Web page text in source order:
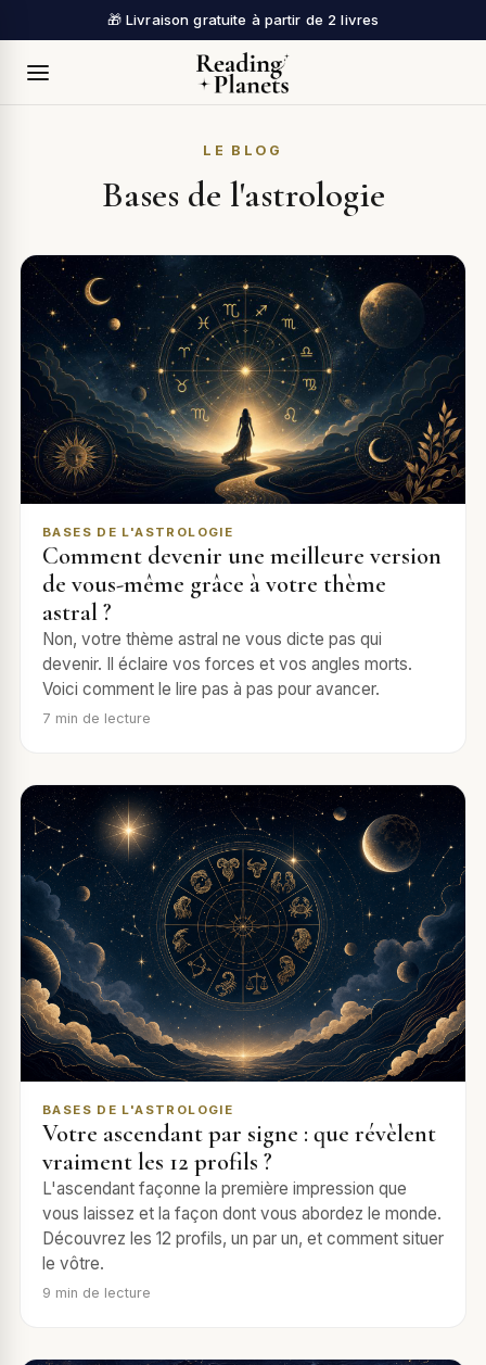
🎁 Livraison gratuite à partir de 2 livres
LE BLOG
Bases de l'astrologie
BASES DE L'ASTROLOGIE
Comment devenir une meilleure version
de vous-même grâce à votre thème
astral ?
Non, votre thème astral ne vous dicte pas qui
devenir. Il éclaire vos forces et vos angles morts.
Voici comment le lire pas à pas pour avancer.
7 min de lecture
BASES DE L'ASTROLOGIE
Votre ascendant par signe : que révèlent
vraiment les 12 profils ?
L'ascendant façonne la première impression que
vous laissez et la façon dont vous abordez le monde.
Découvrez les 12 profils, un par un, et comment situer
le vôtre.
9 min de lecture